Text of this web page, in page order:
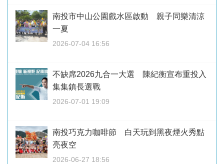
南投市中山公園戲水區啟動 親子同樂清涼
一夏
2026-07-04 16:56
不缺席2026九合一大選 陳紀衡宣布重投入
集集鎮長選戰
2026-07-01 19:09
南投巧克力咖啡節 白天玩到黑夜煙火秀點
亮夜空
2026-06-27 18:56